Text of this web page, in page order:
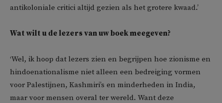
antikoloniale critici altijd gezien als het grotere kwaad.’
Wat wilt u de lezers van uw boek meegeven?
‘Wel, ik hoop dat lezers zien en begrijpen hoe zionisme en
hindoenationalisme niet alleen een bedreiging vormen
voor Palestijnen, Kashmiri’s en minderheden in India,
maar voor mensen overal ter wereld. Want deze